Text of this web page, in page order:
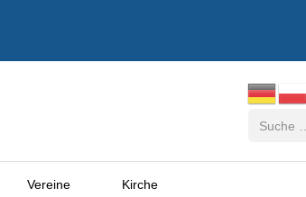
Vereine Kirche